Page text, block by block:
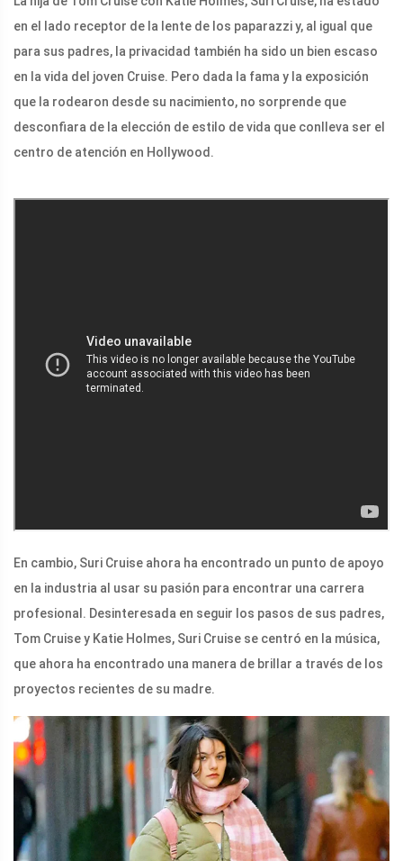
en el lado receptor de la lente de los paparazzi y, al igual que
para sus padres, la privacidad también ha sido un bien escaso
en la vida del joven Cruise. Pero dada la fama y la exposición
que la rodearon desde su nacimiento, no sorprende que
desconfiara de la elección de estilo de vida que conlleva ser el
centro de atención en Hollywood.
En cambio, Suri Cruise ahora ha encontrado un punto de apoyo
en la industria al usar su pasión para encontrar una carrera
profesional. Desinteresada en seguir los pasos de sus padres,
Tom Cruise y Katie Holmes, Suri Cruise se centró en la música,
que ahora ha encontrado una manera de brillar a través de los
proyectos recientes de su madre.